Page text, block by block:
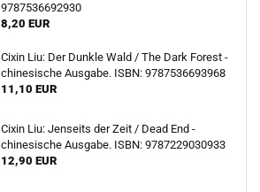
9787536692930
8,20 EUR
Cixin Liu: Der Dunkle Wald / The Dark Forest -
chinesische Ausgabe. ISBN: 9787536693968
11,10 EUR
Cixin Liu: Jenseits der Zeit / Dead End -
chinesische Ausgabe. ISBN: 9787229030933
12,90 EUR